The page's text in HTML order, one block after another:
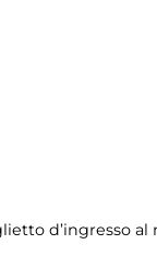
d’ingresso